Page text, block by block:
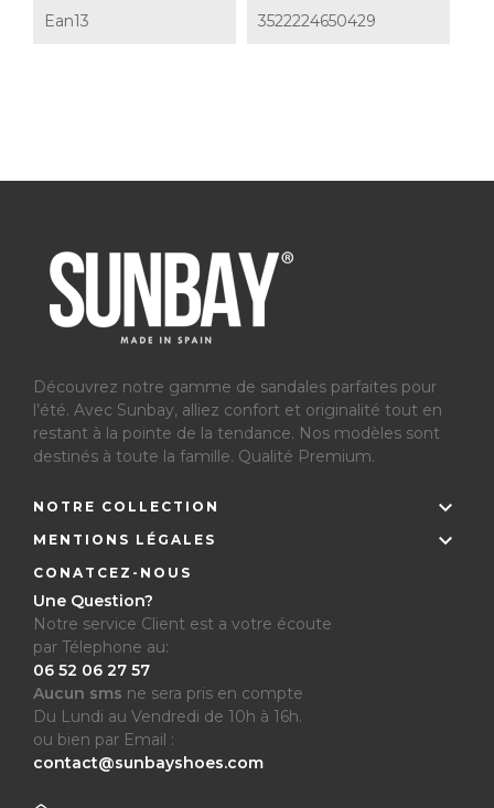
Ean13 3522224650429
Découvrez notre gamme de sandales parfaites pour
l’été. Avec Sunbay, alliez confort et originalité tout en
restant à la pointe de la tendance. Nos modèles sont
destinés à toute la famille. Qualité Premium.
NOTRE COLLECTION 
MENTIONS LÉGALES 
CONATCEZ-NOUS
Une Question?
Notre service Client est a votre écoute
par Télephone au:
06 52 06 27 57
Aucun sms ne sera pris en compte
Du Lundi au Vendredi de 10h à 16h.
ou bien par Email :
contact@sunbayshoes.com